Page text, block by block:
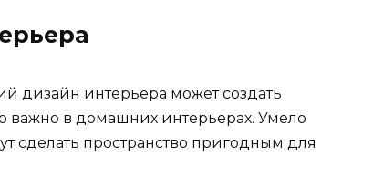
дизайн интерьера может создать
важно в домашних интерьерах. Умело
сделать пространство пригодным для